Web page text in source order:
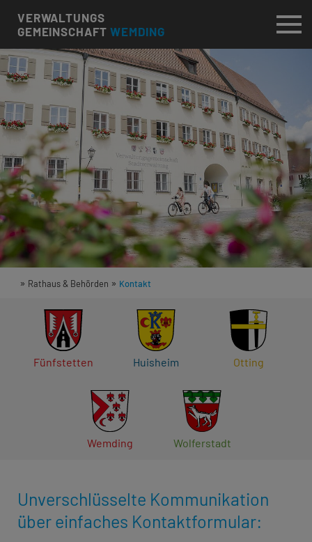
VERWALTUNGS
GEMEINSCHAFTWEMDING
» Rathaus & Behörden » Kontakt
Fünfstetten Huisheim Otting
Wemding Wolferstadt
Unverschlüsselte Kommunikation
über einfaches Kontaktformular: